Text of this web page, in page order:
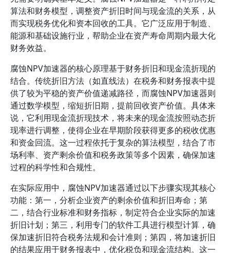
算法和财务模型，调整资产折旧时间与现金流的关系，从
而实现税务优化和资本回收的工具。它广泛应用于制造、
能源和基础设施行业，帮助企业在资产寿命周期内最大化
财务效益。
腐蚀NPV加速器的核心原理基于财务折旧和现金流折现的
结合。传统折旧方法（如直线法）在税务和财务报表中提
供了较为平稳的资产价值递减路径，而腐蚀NPV加速器则
通过数学模型，缩短折旧期，提前回收资产价值。具体来
说，它利用现金流折现技术，将未来的现金流按照动态折
现率进行调整，使得企业在早期阶段获得更多的税收优惠
和资金回流。这一过程依托于复杂的算法模型，结合了市
场利率、资产剩余价值和税务政策等多个因素，确保加速
过程的科学性和合规性。
在实际应用中，腐蚀NPV加速器通过以下步骤实现其核心
功能：第一，分析企业资产的剩余价值和折旧寿命；第
二，结合行业标准和财务指标，制定符合企业实际的加速
折旧计划；第三，利用专门的软件工具进行模型计算，确
保加速折旧符合税务法规和会计准则；第四，将加速折旧
的结果应用于财务报表中，优化税负和现金流结构。这一